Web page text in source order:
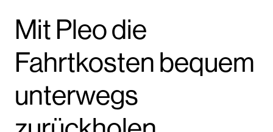
Mit Pleo die
Fahrtkosten bequem
unterwegs